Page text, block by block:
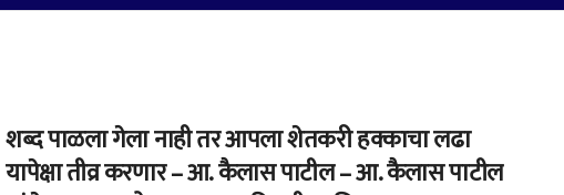
शब्द पाळला गेला नाही तर आपला शेतकरी हक्काचा लढा
यापेक्षा तीव्र करणार – आ. कैलास पाटील – आ. कैलास पाटील